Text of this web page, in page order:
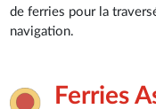
de ferries pour la
navigation.
Ferries